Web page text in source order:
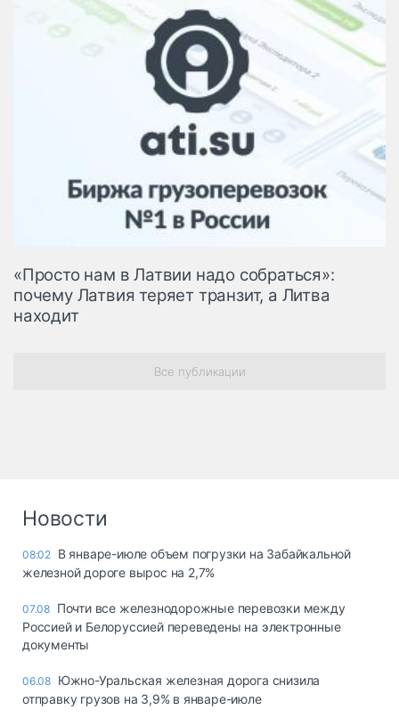
«Просто нам в Латвии надо собраться»:
почему Латвия теряет транзит, а Литва
находит
Все публикации
Новости
08:02 В январе-июле объем погрузки на Забайкальной
железной дороге вырос на 2,7%
07.08 Почти все железнодорожные перевозки между
Россией и Белоруссией переведены на электронные
документы
06.08 Южно-Уральская железная дорога снизила
отправку грузов на 3,9% в январе-июле